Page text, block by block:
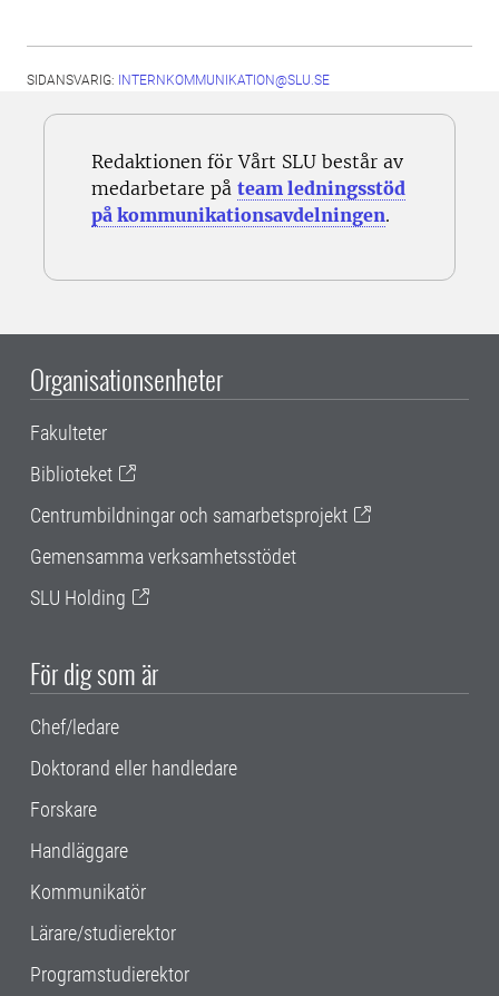
SIDANSVARIG: INTERNKOMMUNIKATION@SLU.SE
Redaktionen för Vårt SLU består av
medarbetare på team ledningsstöd
på kommunikationsavdelningen.
Organisationsenheter
Fakulteter
Biblioteket
Centrumbildningar och samarbetsprojekt
Gemensamma verksamhetsstödet
SLU Holding
För dig som är
Chef/ledare
Doktorand eller handledare
Forskare
Handläggare
Kommunikatör
Lärare/studierektor
Programstudierektor